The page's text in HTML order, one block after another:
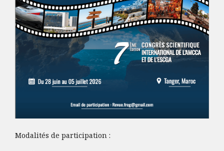
Modalités de participation :